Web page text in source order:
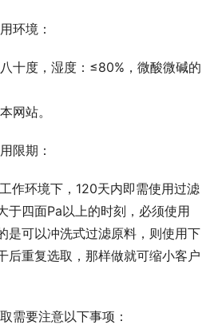
环境：
网站。
限期：
于四面Pa以上的时刻，必须使用
是可以冲洗式过滤原料，则使用下
后重复选取，那样做就可缩小客户
需要注意以下事项：